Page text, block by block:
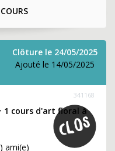
Clôture le 24/05/2025
Ajouté le 14/05/2025
341168
1 cours d'art floral à
ami(e)